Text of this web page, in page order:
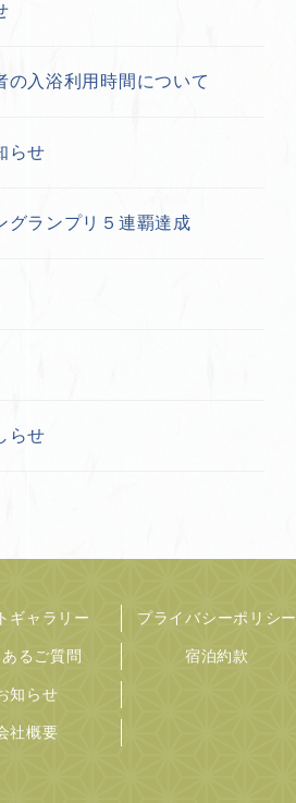
の入浴利用時間について
らせ
ランプリ５連覇達成
らせ
ギャラリー
あるご質問
知らせ
社概要
プライバシーポリシー
宿泊約款